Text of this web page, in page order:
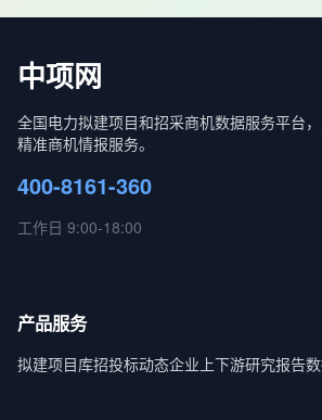
中项网
全国电力拟建项目和招采商机数据服务平台
精准商机情报服务。
400-8161-360
工作日 9:00-18:00
产品服务
拟建项目库招投标动态企业上下游研究报告